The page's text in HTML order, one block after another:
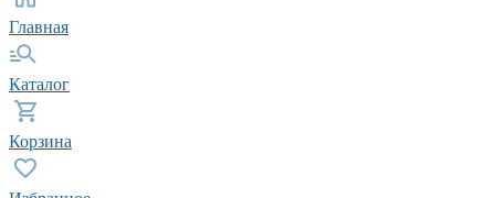
Главная
Каталог
Корзина